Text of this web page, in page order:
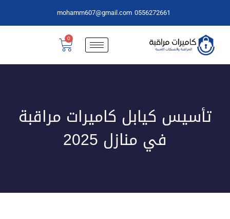
0556272661
mohamm607@gmail.com
تأسيس كيابل كاميرات مراقبة
في منازل 2025